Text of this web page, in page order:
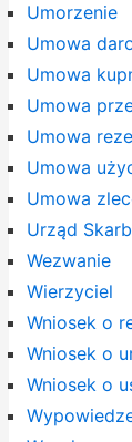
Umorzenie
Umowa
Umowa
Umowa
Umowa
Umowa
Umowa
Urząd
Wezwanie
Wierzyciel
Wniosek o
Wniosek o
Wniosek o